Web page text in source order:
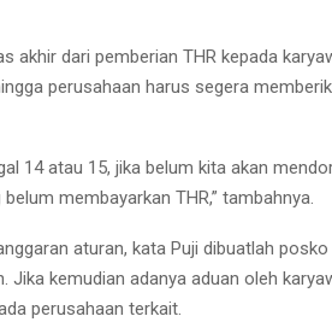
akhir dari pemberian THR kepada
perusahaan harus segera
14 atau 15, jika belum kita akan
membayarkan THR,” tambahnya.
aturan, kata Puji dibuatlah posko
Jika kemudian adanya aduan oleh
perusahaan terkait.